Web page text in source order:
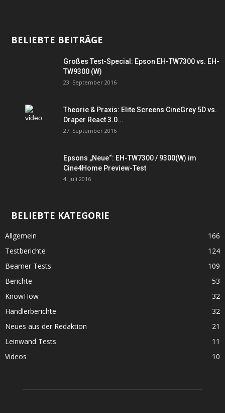
BELIEBTE BEITRÄGE
Großes Test-Special: Epson EH-TW7300 vs. EH-
TW9300 (W)
23. September 2016
Theorie & Praxis: Elite Screens CineGrey 5D vs.
Draper React 3.0...
27. September 2016
Epsons „Neue“: EH-TW7300 / 9300(W) im
Cine4Home Preview-Test
4. Juli 2016
BELIEBTE KATEGORIE
Allgemein
166
Testberichte
124
Beamer Tests
109
Berichte
53
KnowHow
32
Händlerberichte
32
Neues aus der Redaktion
21
Leinwand Tests
11
Videos
10